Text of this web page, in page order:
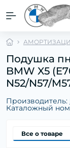
Подушка
BMW X5
N52/N57/
Производитель:
Каталожный
Все о товаре